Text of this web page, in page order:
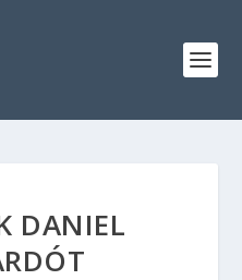
DANIEL